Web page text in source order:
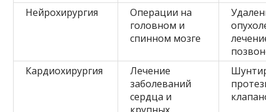
Нейрохирургия
Операции на
головном и
спинном мозге
Кардиохирургия
Лечение
заболеваний
сердца и